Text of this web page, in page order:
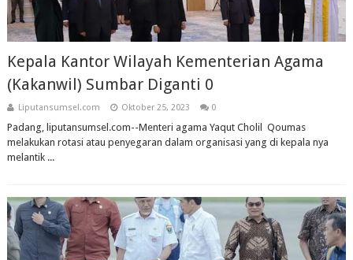
Kepala Kantor Wilayah Kementerian Agama
(Kakanwil) Sumbar Diganti 0
Liputansumsel.com Oktober 25, 2023 0
Padang, liputansumsel.com--Menteri agama Yaqut Cholil Qoumas
melakukan rotasi atau penyegaran dalam organisasi yang di kepala nya
melantik ...